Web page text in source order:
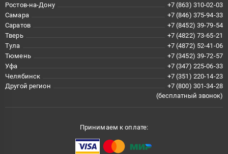
Ростов-на-Дону
+7 (863) 310-02-03
Самара
+7 (846) 375-94-33
Саратов
+7 (8452) 39-79-54
Тверь
+7 (4822) 73-65-21
Тула
+7 (4872) 52-41-06
Тюмень
+7 (3452) 39-72-57
Уфа
+7 (347) 225-06-33
Челябинск
+7 (351) 220-14-23
Другой регион
+7 (800) 301-34-28
(бесплатный звонок)
Принимаем к оплате: